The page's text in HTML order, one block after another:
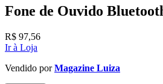
Fone de Ouvido
R$ 97,56
Ir à Loja
Vendido porMagazine Luiza